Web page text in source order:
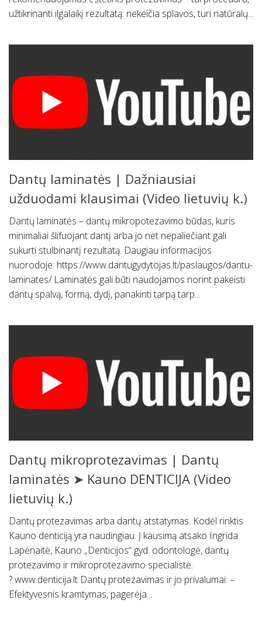
užtikrinanti ilgalaikį rezultatą: nekeičia splavos, turi natūralų...
Dantų laminatės | Dažniausiai
užduodami klausimai (Video lietuvių k.)
Dantų laminatės – dantų mikropotezavimo būdas, kuris
minimaliai šlifuojant dantį arba jo net nepaliečiant gali
sukurti stulbinantį rezultatą. Daugiau informacijos
nuorodoje: https://www.dantugydytojas.lt/paslaugos/dantu-
laminates/ Laminatės gali būti naudojamos norint pakeisti
dantų spalvą, formą, dydį, panakinti tarpą tarp...
Dantų mikroprotezavimas | Dantų
laminatės ➤ Kauno DENTICIJA (Video
lietuvių k.)
Dantų protezavimas arba dantų atstatymas. Kodėl rinktis
Kauno denticiją yra naudingiau. Į kausimą atsako Ingrida
Lapėnaitė, Kauno „Denticijos“ gyd. odontologė, dantų
protezavimo ir mikroprotezavimo specialistė.
? www.denticija.lt Dantų protezavimas ir jo privalumai: –
Efektyvesnis kramtymas, pagerėja...